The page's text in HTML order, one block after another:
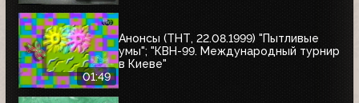
01:49
Анонсы (ТНТ, 22.08.1999) "Пытливые
умы"; "КВН-99. Международный турнир
в Киеве"